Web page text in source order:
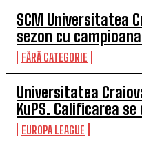
SCM Universitatea
sezon cu
FĂRĂ CATEGORIE
Universitatea
KuPS. Calificarea
EUROPA LEAGUE